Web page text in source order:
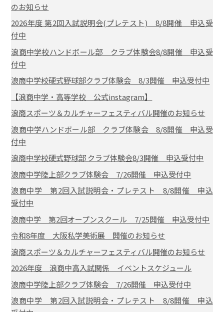
のお知らせ
2026年度 第2回入試説明会(プレテスト) 8/8開催 申込受
付中
浪商中学校ハンドボール部 クラブ体験会8/8開催 申込受
付中
浪商中学校硬式野球部クラブ体験会 8/3開催 申込受付中
【浪商中学・高等学校 公式instagram】
浪商スポーツ＆カルチャーフェスティバル開催のお知らせ
浪商中学ハンドボール部 クラブ体験会 8/8開催 申込受
付中
浪商中学校硬式野球部 クラブ体験会8/3開催 申込受付中
浪商中学陸上部クラブ体験会 7/26開催 申込受付中
浪商中学 第2回入試説明会・プレテスト 8/8開催 申込
受付中
浪商中学 第2回オープンスクール 7/25開催 申込受付中
令和8年度 大阪私学美術展 開催のお知らせ
浪商スポーツ＆カルチャーフェスティバル開催のお知らせ
2026年度 浪商中高入試関係 イベントスケジュール
浪商中学陸上部クラブ体験会 7/26開催 申込受付中
浪商中学 第2回入試説明会・プレテスト 8/8開催 申込